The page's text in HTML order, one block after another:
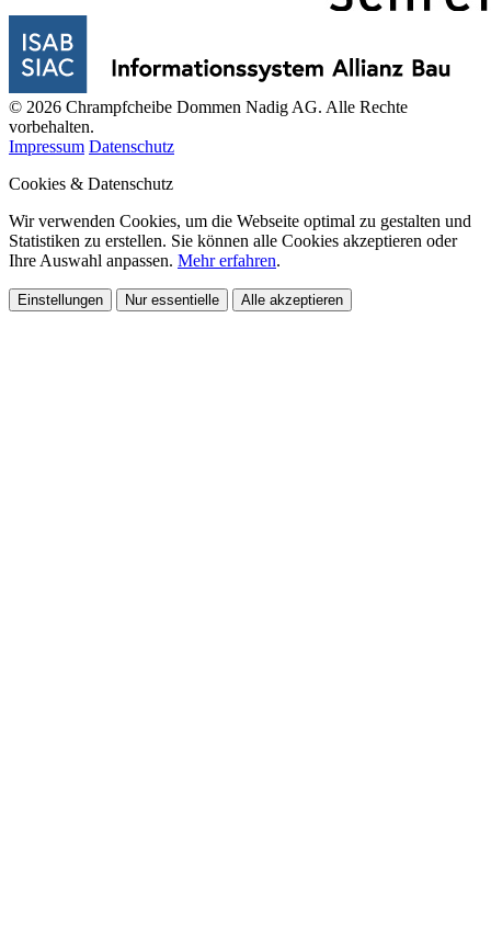
© 2026 Chrampfcheibe Dommen Nadig AG. Alle Rechte
vorbehalten.
Impressum Datenschutz
Cookies & Datenschutz
Wir verwenden Cookies, um die Webseite optimal zu gestalten und
Statistiken zu erstellen. Sie können alle Cookies akzeptieren oder
Ihre Auswahl anpassen. Mehr erfahren.
Einstellungen Nur essentielle Alle akzeptieren